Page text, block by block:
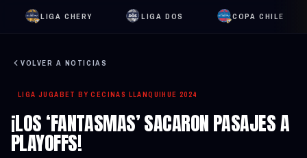
LIGA CHERY LIGA DOS COPA CHILE
VOLVER A NOTICIAS
LIGA JUGABET BY CECINAS LLANQUIHUE 2024
¡LOS ‘FANTASMAS’ SACARON PASAJES A
PLAYOFFS!